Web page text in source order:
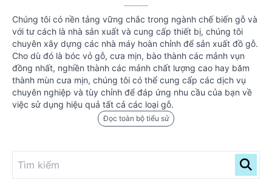
Chúng tôi có nền tảng vững chắc trong ngành chế biến gỗ và
với tư cách là nhà sản xuất và cung cấp thiết bị, chúng tôi
chuyên xây dựng các nhà máy hoàn chỉnh để sản xuất đồ gỗ.
Cho dù đó là bóc vỏ gỗ, cưa mịn, bào thành các mảnh vụn
đồng nhất, nghiền thành các mảnh chất lượng cao hay băm
thành mùn cưa mịn, chúng tôi có thể cung cấp các dịch vụ
chuyên nghiệp và tùy chỉnh để đáp ứng nhu cầu của bạn về
việc sử dụng hiệu quả tất cả các loại gỗ.
Đọc toàn bộ tiểu sử